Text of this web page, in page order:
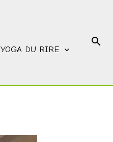
YOGA DU RIRE